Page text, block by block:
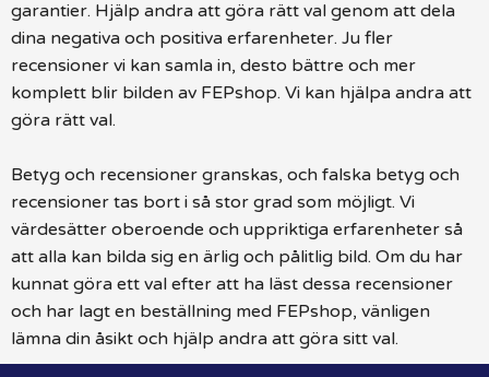
garantier. Hjälp andra att göra rätt val genom att dela
dina negativa och positiva erfarenheter. Ju fler
recensioner vi kan samla in, desto bättre och mer
komplett blir bilden av FEPshop. Vi kan hjälpa andra att
göra rätt val.
Betyg och recensioner granskas, och falska betyg och
recensioner tas bort i så stor grad som möjligt. Vi
värdesätter oberoende och uppriktiga erfarenheter så
att alla kan bilda sig en ärlig och pålitlig bild. Om du har
kunnat göra ett val efter att ha läst dessa recensioner
och har lagt en beställning med FEPshop, vänligen
lämna din åsikt och hjälp andra att göra sitt val.